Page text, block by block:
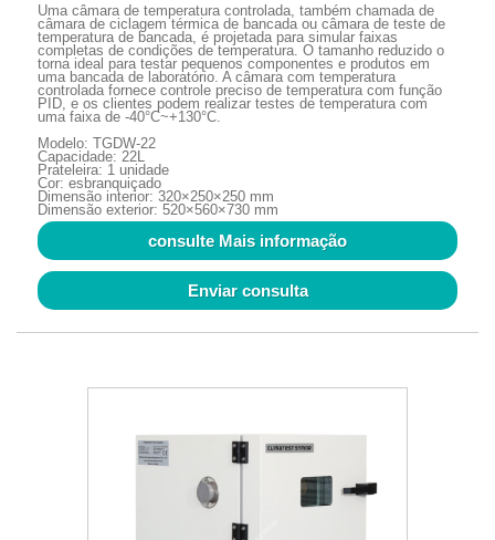
Uma câmara de temperatura controlada, também chamada de
câmara de ciclagem térmica de bancada ou câmara de teste de
temperatura de bancada, é projetada para simular faixas
completas de condições de temperatura. O tamanho reduzido o
torna ideal para testar pequenos componentes e produtos em
uma bancada de laboratório. A câmara com temperatura
controlada fornece controle preciso de temperatura com função
PID, e os clientes podem realizar testes de temperatura com
uma faixa de -40°C~+130°C.
Modelo: TGDW-22
Capacidade: 22L
Prateleira: 1 unidade
Cor: esbranquiçado
Dimensão interior: 320×250×250 mm
Dimensão exterior: 520×560×730 mm
consulte Mais informação
Enviar consulta